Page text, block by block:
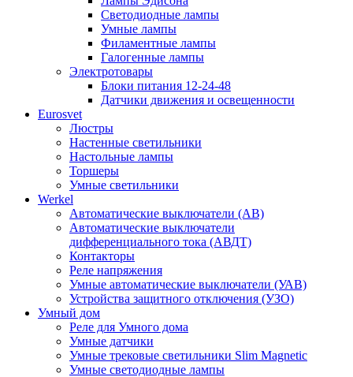
Светодиодные лампы
Умные лампы
Филаментные лампы
Галогенные лампы
Электротовары
Блоки питания 12-24-48
Датчики движения и освещенности
Eurosvet
Люстры
Настенные светильники
Настольные лампы
Торшеры
Умные светильники
Werkel
Автоматические выключатели (АВ)
Автоматические выключатели
дифференциального тока (АВДТ)
Контакторы
Реле напряжения
Умные автоматические выключатели (УАВ)
Устройства защитного отключения (УЗО)
Умный дом
Реле для Умного дома
Умные датчики
Умные трековые светильники Slim Magnetic
Умные светодиодные лампы